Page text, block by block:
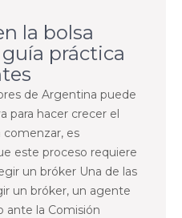
la bolsa
práctica
de Argentina puede
para hacer crecer el
comenzar, es
este proceso requiere
un bróker Una de las
un bróker, un agente
ante la Comisión